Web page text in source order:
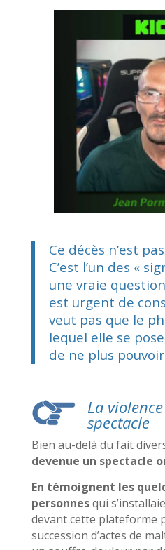
Ce décès n’est
C’est l’un des «
une vraie
est urgent de
veut pas que le
lequel elle se
de ne plus pouvoir
La
spectacle
Bien au-delà du fait
devenue un spectacle
En témoignent les
personnesqui
devant cette plateforme
succession d’actes de